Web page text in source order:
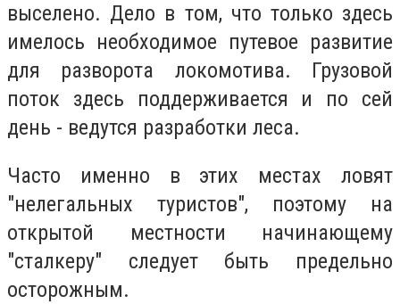
выселено. Дело в том, что только здесь
имелось необходимое путевое развитие
для разворота локомотива. Грузовой
поток здесь поддерживается и по сей
день - ведутся разработки леса.
Часто именно в этих местах ловят
"нелегальных туристов", поэтому на
открытой местности начинающему
"сталкеру" следует быть предельно
осторожным.